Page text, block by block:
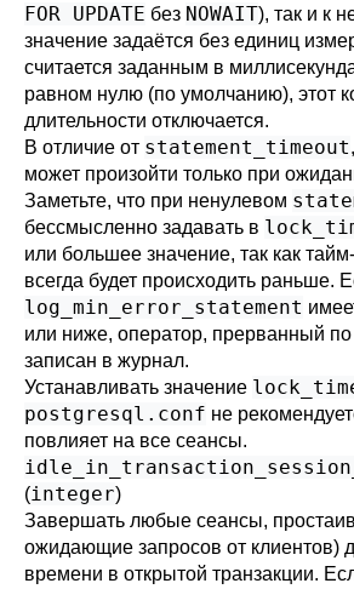
FOR UPDATE без NOWAIT), так и к
значение задаётся без единиц
считается заданным в
равном нулю (по умолчанию), этот
длительности отключается.
В отличие от statement_timeout
может произойти только при
Заметьте, что при ненулевом
бессмысленно задавать в
или большее значение, так как
всегда будет происходить раньше.
log_min_error_statement
или ниже, оператор, прерванный по
записан в журнал.
Устанавливать значение
postgresql.conf не
повлияет на все сеансы.
(integer)
Завершать любые сеансы,
ожидающие запросов от клиентов)
времени в открытой транзакции.